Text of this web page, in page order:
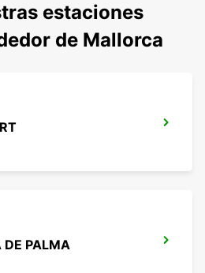
estaciones
de Mallorca
DE PALMA